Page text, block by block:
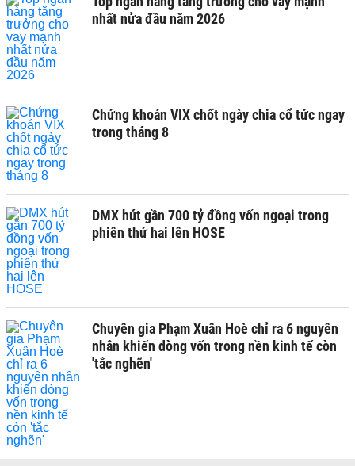
nhất nửa đầu năm 2026
Chứng khoán VIX chốt ngày chia cổ tức ngay
trong tháng 8
DMX hút gần 700 tỷ đồng vốn ngoại trong
phiên thứ hai lên HOSE
Chuyên gia Phạm Xuân Hoè chỉ ra 6 nguyên
nhân khiến dòng vốn trong nền kinh tế còn
'tắc nghẽn'